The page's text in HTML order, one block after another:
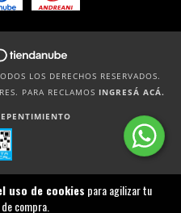
uso de cookies para agilizar tu
compra.
LOS DERECHOS RESERVADOS.
PARA RECLAMOS INGRESÁ ACÁ.